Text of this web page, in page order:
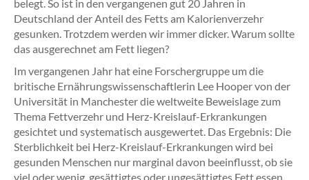
belegt. So ist in den vergangenen gut 20 Jahren in
Deutschland der Anteil des Fetts am Kalorienverzehr
gesunken. Trotzdem werden wir immer dicker. Warum sollte
das ausgerechnet am Fett liegen?
Im vergangenen Jahr hat eine Forschergruppe um die
britische Ernährungswissenschaftlerin Lee Hooper von der
Universität in Manchester die weltweite Beweislage zum
Thema Fettverzehr und Herz-Kreislauf-Erkrankungen
gesichtet und systematisch ausgewertet. Das Ergebnis: Die
Sterblichkeit bei Herz-Kreislauf-Erkrankungen wird bei
gesunden Menschen nur marginal davon beeinflusst, ob sie
viel oder wenig, gesättigtes oder ungesättigtes Fett essen.